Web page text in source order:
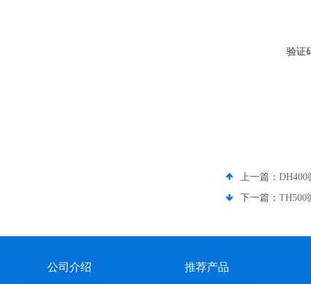
验证
上一篇： DH400
下一篇： TH500
公司介绍 推荐产品